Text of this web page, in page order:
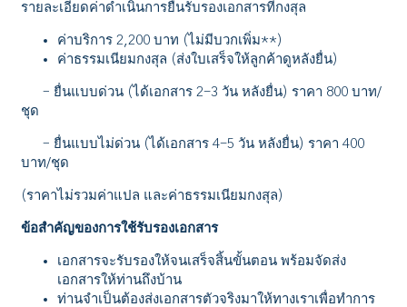
รายละเอียดค่าดำเนินการยื่นรับรองเอกสารที่กงสุล
ค่าบริการ 2,200 บาท (ไม่มีบวกเพิ่ม**)
ค่าธรรมเนียมกงสุล (ส่งใบเสร็จให้ลูกค้าดูหลังยื่น)
– ยื่นแบบด่วน (ได้เอกสาร 2-3 วัน หลังยื่น) ราคา 800 บาท/
ชุด
– ยื่นแบบไม่ด่วน (ได้เอกสาร 4-5 วัน หลังยื่น) ราคา 400
บาท/ชุด
(ราคาไม่รวมค่าแปล และค่าธรรมเนียมกงสุล)
ข้อสำคัญของการใช้รับรองเอกสาร
เอกสารจะรับรองให้จนเสร็จสิ้นขั้นตอน พร้อมจัดส่ง
เอกสารให้ท่านถึงบ้าน
ท่านจำเป็นต้องส่งเอกสารตัวจริงมาให้ทางเราเพื่อทำการ